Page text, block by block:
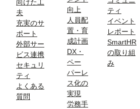
向けた工
夫
充実のサ
ポート
外部サー
ビス連携
セキュリ
ティ
よくある
質問
向上
人員配
置・育
成計画
DX・
ペー
パーレ
ス化の
実現
労務手
ティ
イベント
レポート
SmartHR
の取り組
み